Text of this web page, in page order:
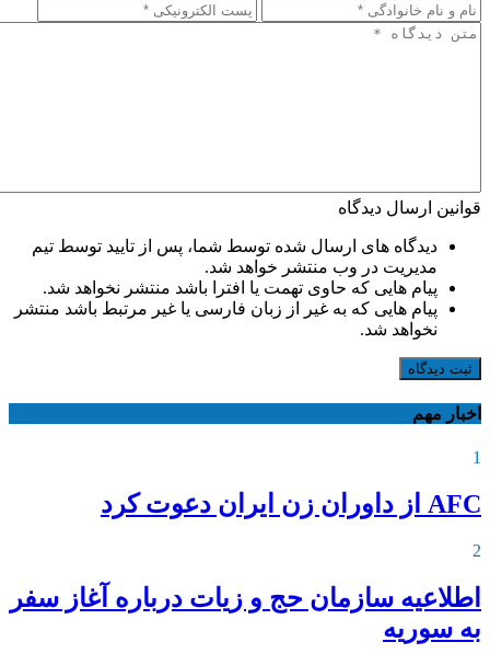
قوانین ارسال دیدگاه
دیدگاه های ارسال شده توسط شما، پس از تایید توسط تیم
مدیریت در وب منتشر خواهد شد.
پیام هایی که حاوی تهمت یا افترا باشد منتشر نخواهد شد.
پیام هایی که به غیر از زبان فارسی یا غیر مرتبط باشد منتشر
نخواهد شد.
ثبت دیدگاه
اخبار مهم
1
AFC از داوران زن ایران دعوت کرد
2
اطلاعیه‌ سازمان حج و زیات درباره آغاز سفر
به سوریه